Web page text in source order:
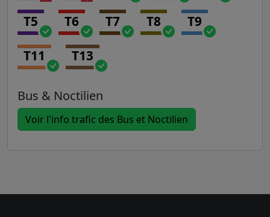
T5 T6 T7 T8 T9
T11 T13
Bus & Noctilien
Voir l'info trafic des Bus et Noctilien